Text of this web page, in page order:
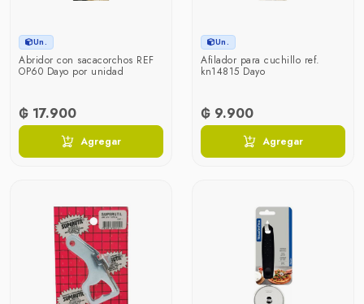
Un.
Abridor con sacacorchos REF
OP60 Dayo por unidad
₲ 17.900
Agregar
Un.
Afilador para cuchillo ref.
kn14815 Dayo
₲ 9.900
Agregar